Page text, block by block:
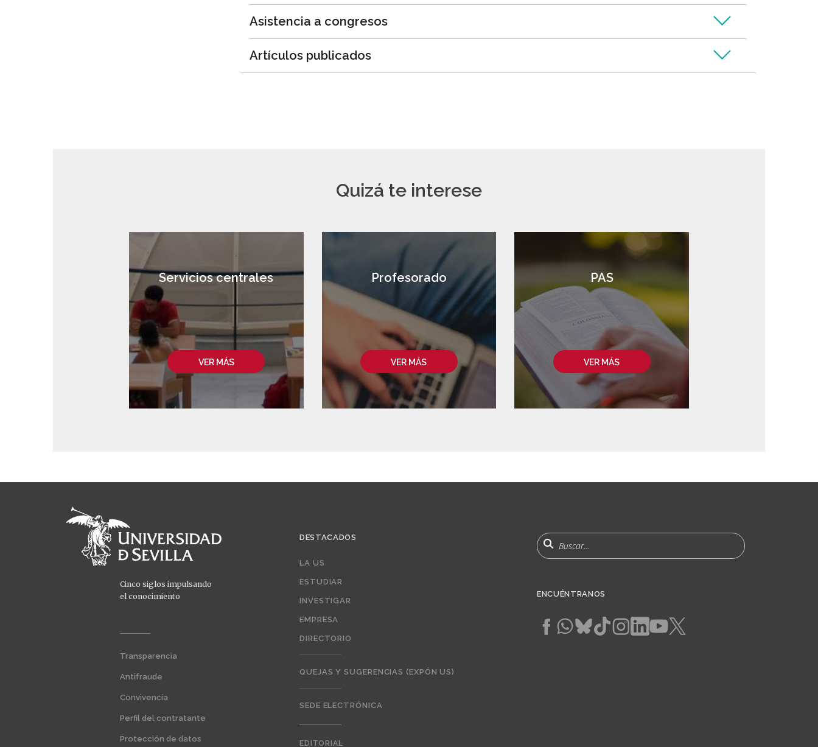
Asistencia a congresos
Artículos publicados
Quizá te interese
VER MÁS
Servicios centrales
VER MÁS
Profesorado
VER MÁS
PAS
Cinco siglos impulsando
el conocimiento
Transparencia
Antifraude
Convivencia
Perfil del contratante
Protección de datos
DESTACADOS
LA US
ESTUDIAR
INVESTIGAR
EMPRESA
DIRECTORIO
QUEJAS Y SUGERENCIAS (EXPÓN US)
SEDE ELECTRÓNICA
EDITORIAL
Buscar
ENCUÉNTRANOS